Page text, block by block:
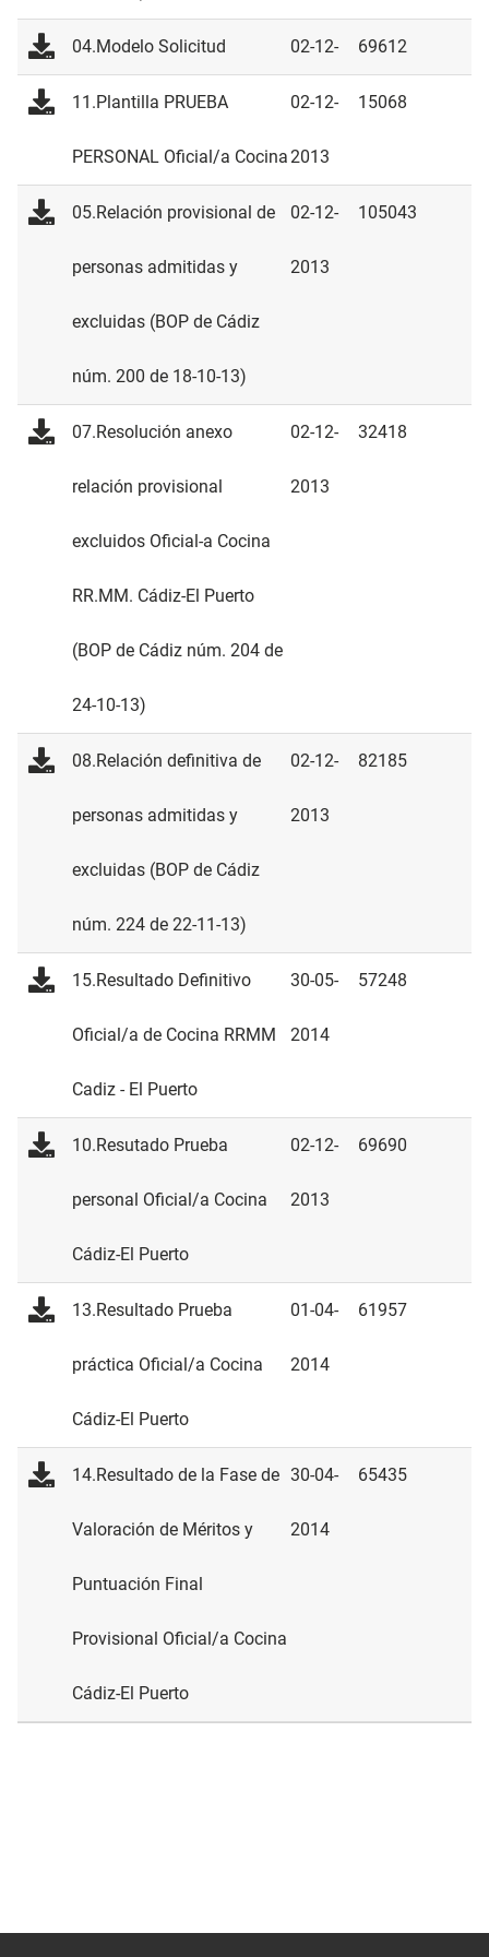
04.Modelo Solicitud 02-12-
2013
69612
11.Plantilla PRUEBA
PERSONAL Oficial/a Cocina
02-12-
2013
15068
05.Relación provisional de
personas admitidas y
excluidas (BOP de Cádiz
núm. 200 de 18-10-13)
02-12-
2013
105043
07.Resolución anexo
relación provisional
excluidos Oficial-a Cocina
RR.MM. Cádiz-El Puerto
(BOP de Cádiz núm. 204 de
24-10-13)
02-12-
2013
32418
08.Relación definitiva de
personas admitidas y
excluidas (BOP de Cádiz
núm. 224 de 22-11-13)
02-12-
2013
82185
15.Resultado Definitivo
Oficial/a de Cocina RRMM
Cadiz - El Puerto
30-05-
2014
57248
10.Resutado Prueba
personal Oficial/a Cocina
Cádiz-El Puerto
02-12-
2013
69690
13.Resultado Prueba
práctica Oficial/a Cocina
Cádiz-El Puerto
01-04-
2014
61957
14.Resultado de la Fase de
Valoración de Méritos y
Puntuación Final
Provisional Oficial/a Cocina
Cádiz-El Puerto
30-04-
2014
65435